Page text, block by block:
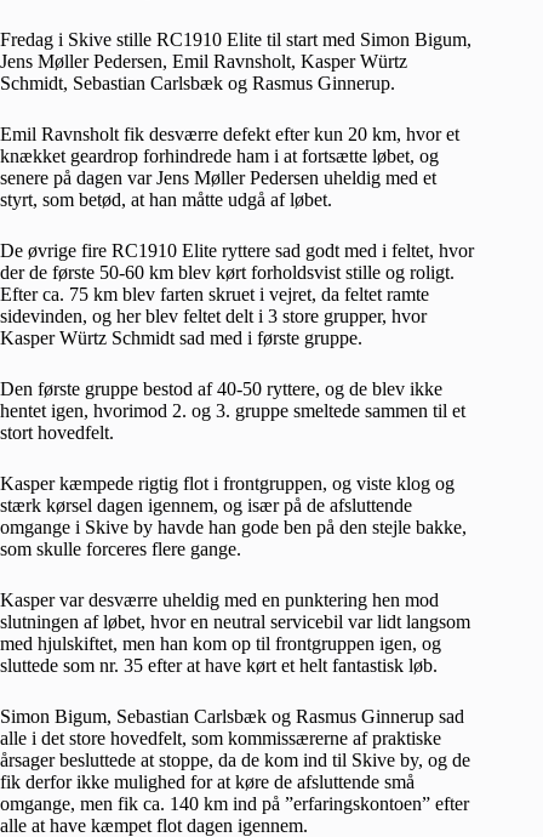
Fredag i Skive stille RC1910 Elite til start med Simon Bigum,
Jens Møller Pedersen, Emil Ravnsholt, Kasper Würtz
Schmidt, Sebastian Carlsbæk og Rasmus Ginnerup.
Emil Ravnsholt fik desværre defekt efter kun 20 km, hvor et
knækket geardrop forhindrede ham i at fortsætte løbet, og
senere på dagen var Jens Møller Pedersen uheldig med et
styrt, som betød, at han måtte udgå af løbet.
De øvrige fire RC1910 Elite ryttere sad godt med i feltet, hvor
der de første 50-60 km blev kørt forholdsvist stille og roligt.
Efter ca. 75 km blev farten skruet i vejret, da feltet ramte
sidevinden, og her blev feltet delt i 3 store grupper, hvor
Kasper Würtz Schmidt sad med i første gruppe.
Den første gruppe bestod af 40-50 ryttere, og de blev ikke
hentet igen, hvorimod 2. og 3. gruppe smeltede sammen til et
stort hovedfelt.
Kasper kæmpede rigtig flot i frontgruppen, og viste klog og
stærk kørsel dagen igennem, og især på de afsluttende
omgange i Skive by havde han gode ben på den stejle bakke,
som skulle forceres flere gange.
Kasper var desværre uheldig med en punktering hen mod
slutningen af løbet, hvor en neutral servicebil var lidt langsom
med hjulskiftet, men han kom op til frontgruppen igen, og
sluttede som nr. 35 efter at have kørt et helt fantastisk løb.
Simon Bigum, Sebastian Carlsbæk og Rasmus Ginnerup sad
alle i det store hovedfelt, som kommissærerne af praktiske
årsager besluttede at stoppe, da de kom ind til Skive by, og de
fik derfor ikke mulighed for at køre de afsluttende små
omgange, men fik ca. 140 km ind på ”erfaringskontoen” efter
alle at have kæmpet flot dagen igennem.